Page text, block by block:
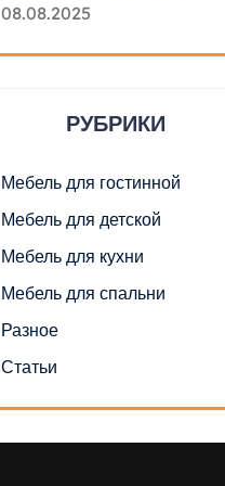
08.08.2025
РУБРИКИ
Мебель для гостинной
Мебель для детской
Мебель для кухни
Мебель для спальни
Разное
Статьи